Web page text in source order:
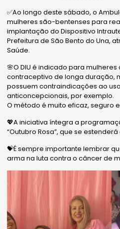
✅Ao longo deste sábado, o
mulheres são-bentenses para
implantação do Dispositivo
Prefeitura de São Bento do Una,
Saúde.
🌸O DIU é indicado para
contraceptivo de longa duração,
possuem contraindicações ao
anticoncepcionais, por exemplo.
O método é muito eficaz, seguro
💖A iniciativa íntegra a
“Outubro Rosa”, que se
💝É sempre importante lembrar
arma na luta contra o câncer de